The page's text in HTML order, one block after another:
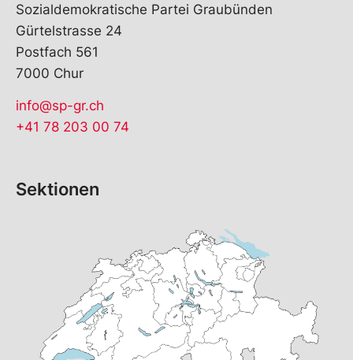
Sozialdemokratische Partei Graubünden
Gürtelstrasse 24
Postfach 561
7000 Chur
info@sp-gr.ch
+41 78 203 00 74
Sektionen